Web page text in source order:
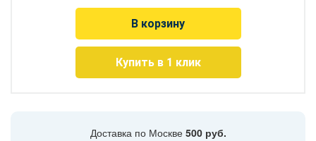
В корзину
Купить в 1 клик
Доставка по Москве 500 руб.